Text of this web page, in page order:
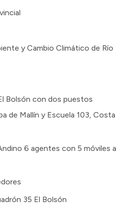
y Cambio Climático de Río
Bolsón con dos puestos
de Mallín y Escuela 103, Costa
6 agentes con 5 móviles a
35 El Bolsón